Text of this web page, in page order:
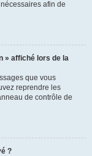
afin de
» affiché lors de la
que vous
reprendre les
de contrôle de
?